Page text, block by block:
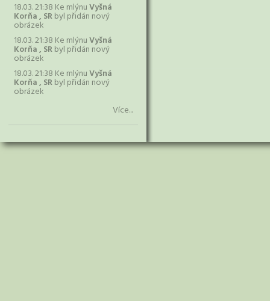
18.03. 21:38 Ke mlýnuVyšná
Korňa , SRbyl přidán nový
obrázek
18.03. 21:38 Ke mlýnuVyšná
Korňa , SRbyl přidán nový
obrázek
18.03. 21:38 Ke mlýnuVyšná
Korňa , SRbyl přidán nový
obrázek
Více...